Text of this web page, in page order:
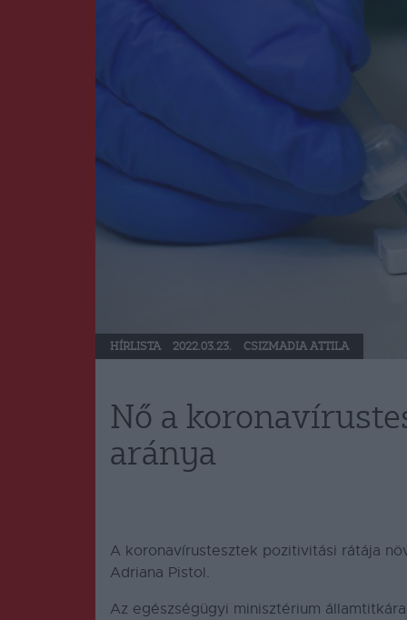
HÍRLISTA 2022.03.23. CSIZMADIA ATTILA
Nő a
aránya
A koronavírustesztek pozitivitási rátája
Adriana Pistol.
Az egészségügyi minisztérium